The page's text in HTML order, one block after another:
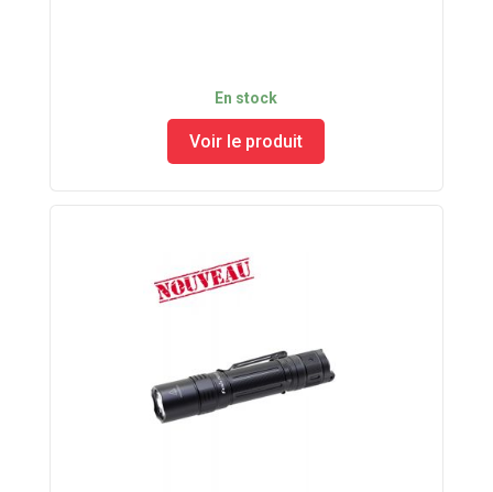
En stock
Voir le produit